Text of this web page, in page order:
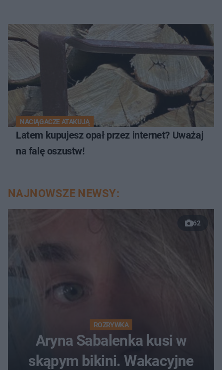
NACIĄGACZE ATAKUJĄ
Latem kupujesz opał przez internet? Uważaj
na falę oszustw!
NAJNOWSZE NEWSY:
62
ROZRYWKA
Aryna Sabalenka kusi w
skąpym bikini. Wakacyjne